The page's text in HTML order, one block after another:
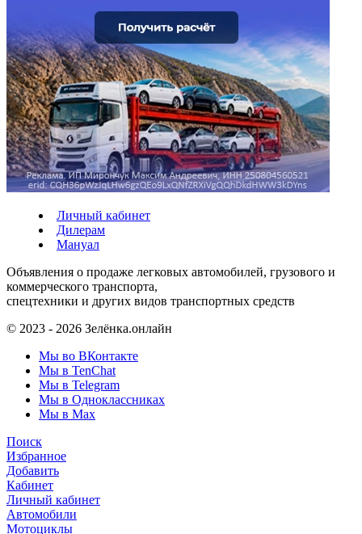
Личный кабинет
Дилерам
Мануал
Объявления о продаже легковых автомобилей, грузового и
коммерческого транспорта,
спецтехники и других видов транспортных средств
© 2023 - 2026 Зелёнка.онлайн
Мы во ВКонтакте
Мы в TenChat
Мы в Telegram
Мы в Одноклассниках
Мы в Max
Поиск
Избранное
Добавить
Кабинет
Личный кабинет
Автомобили
Мотоциклы